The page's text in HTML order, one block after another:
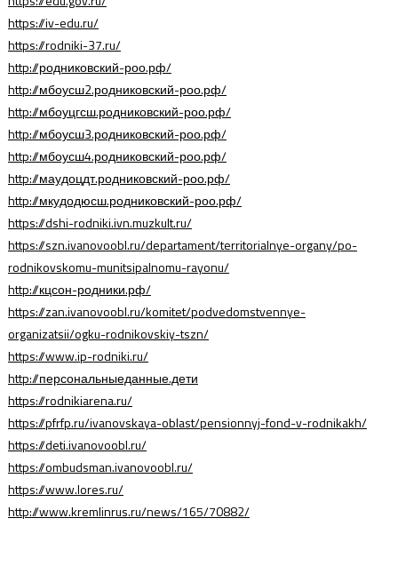
https://iv-edu.ru/
https://rodniki-37.ru/
http://родниковский-роо.рф/
http://мбоусш2.родниковский-роо.рф/
http://мбоуцгсш.родниковский-роо.рф/
http://мбоусш3.родниковский-роо.рф/
http://мбоусш4.родниковский-роо.рф/
http://маудоцдт.родниковский-роо.рф/
http://мкудодюсш.родниковский-роо.рф/
https://dshi-rodniki.ivn.muzkult.ru/
https://szn.ivanovoobl.ru/departament/territorialnye-organy/po-
rodnikovskomu-munitsipalnomu-rayonu/
http://кцсон-родники.рф/
https://zan.ivanovoobl.ru/komitet/podvedomstvennye-
organizatsii/ogku-rodnikovskiy-tszn/
https://www.ip-rodniki.ru/
http://персональныеданные.дети
https://rodnikiarena.ru/
https://pfrfp.ru/ivanovskaya-oblast/pensionnyj-fond-v-rodnikakh/
https://deti.ivanovoobl.ru/
https://ombudsman.ivanovoobl.ru/
https://www.lores.ru/
http://www.kremlinrus.ru/news/165/70882/